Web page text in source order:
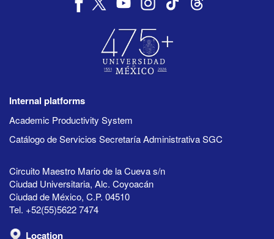
Internal platforms
Academic Productivity System
Catálogo de Servicios Secretaría Administrativa SGC
Circuito Maestro Mario de la Cueva s/n
Ciudad Universitaria, Alc. Coyoacán
Ciudad de México, C.P. 04510
Tel. +52(55)5622 7474
Location